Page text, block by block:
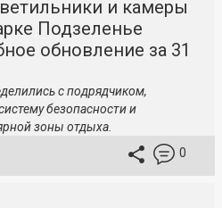
и камеры
Подзеленье
обновление за 31
с подрядчиком,
безопасности и
зоны отдыха.
0